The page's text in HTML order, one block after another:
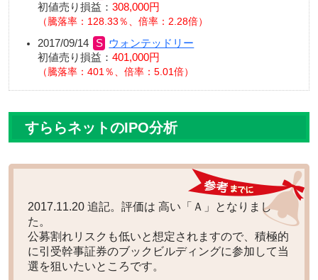
初値売り損益： 308,000円
騰落率：128.33％、倍率：2.28倍
2017/09/14
ウォンテッドリー
初値売り損益： 401,000円
騰落率：401％、倍率：5.01倍
すららネットのIPO分析
2017.11.20 追記。評価は 高い「Ａ」
となりまし
た。
公募割れリスクも低いと想定されますので、積極的
に引受幹事証券のブックビルディングに参加して当
選を狙いたいところです。